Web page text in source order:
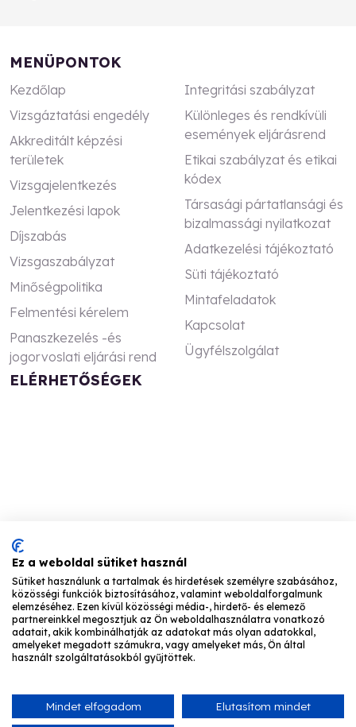
MENÜPONTOK
Kezdőlap
Vizsgáztatási engedély
Akkreditált képzési
területek
Vizsgajelentkezés
Jelentkezési lapok
Díjszabás
Vizsgaszabályzat
Minőségpolitika
Felmentési kérelem
Panaszkezelés -és
jogorvoslati eljárási rend
Integritási szabályzat
Különleges és rendkívüli
események eljárásrend
Etikai szabályzat és etikai
kódex
Társasági pártatlansági és
bizalmassági nyilatkozat
Adatkezelési tájékoztató
Süti tájékoztató
Mintafeladatok
Kapcsolat
Ügyfélszolgálat
ELÉRHETŐSÉGEK
VIZSGAKÖZPONT
2510 Dorog, Gorkij utca 37.
Telefon:+36-33-513-100, +36 30-634-0062
E-mail: vizsga@dunagaz.hu
DUNAGÁZ GÁZIPARI OKTATÁSI ÉS MINŐSÍTŐ
ZRT.
Ez a weboldal sütiket használ
Sütiket használunk a tartalmak és hirdetések személyre szabásához,
közösségi funkciók biztosításához, valamint weboldalforgalmunk
elemzéséhez. Ezen kívül közösségi média-, hirdető- és elemező
partnereinkkel megosztjuk az Ön weboldalhasználatra vonatkozó
adatait, akik kombinálhatják az adatokat más olyan adatokkal,
amelyeket megadott számukra, vagy amelyeket más, Ön által
használt szolgáltatásokból gyűjtöttek.
Mindet elfogadom Elutasítom mindet